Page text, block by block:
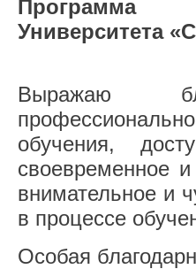
Программа
Университета
Выражаю
обучения,
своевременное
внимательное и
в процессе
Особая